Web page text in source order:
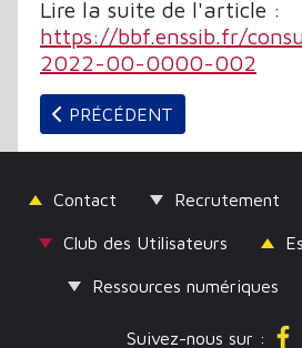
Lire la suite de l'article :
https://bbf.enssib.fr/
2022-00-0000-002
ARTICLE PRÉCÉDENT : LA
PRÉCÉDENT
Contact Recrutement
Club des Utilisateurs
Ressources numériques
Suivez-nous sur :